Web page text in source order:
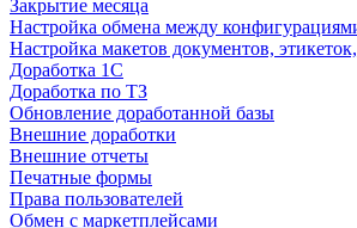
Закрытие месяца
Настройка обмена между
Настройка макетов документов,
Доработка 1С
Доработка по ТЗ
Обновление доработанной базы
Внешние доработки
Внешние отчеты
Печатные формы
Права пользователей
Обмен с маркетплейсами